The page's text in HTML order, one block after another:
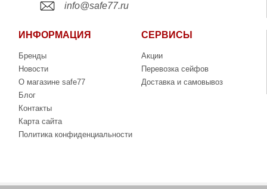
info@safe77.ru
ИНФОРМАЦИЯ
Бренды
Новости
О магазине safe77
Блог
Контакты
Карта сайта
Политика конфиденциальности
СЕРВИСЫ
Акции
Перевозка сейфов
Доставка и самовывоз